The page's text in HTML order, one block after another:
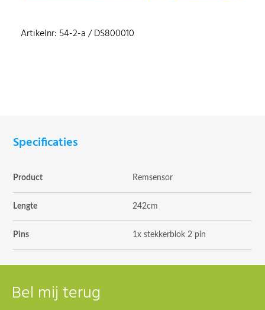
Artikelnr: 54-2-a / DS800010
Specificaties
Product Remsensor
Lengte 242cm
Pins 1x stekkerblok 2 pin
Bel mij terug